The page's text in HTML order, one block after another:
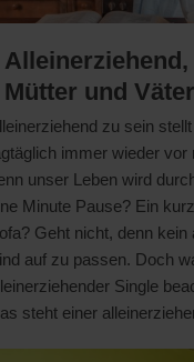
Mütter und
zu sein
immer wieder vor
unser Leben wird
Minute Pause? Ein
Geht nicht, denn
auf zu passen. Doch
Single
steht einer